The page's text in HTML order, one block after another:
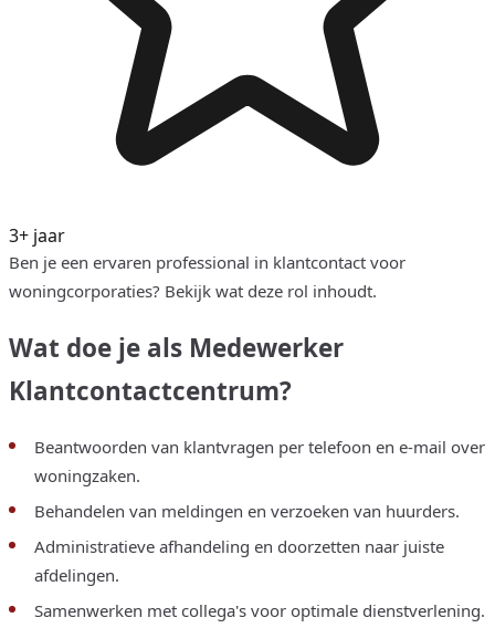
3+ jaar
Ben je een ervaren professional in klantcontact voor
woningcorporaties? Bekijk wat deze rol inhoudt.
Wat doe je als Medewerker
Klantcontactcentrum?
Beantwoorden van klantvragen per telefoon en e-mail over
woningzaken.
Behandelen van meldingen en verzoeken van huurders.
Administratieve afhandeling en doorzetten naar juiste
afdelingen.
Samenwerken met collega's voor optimale dienstverlening.